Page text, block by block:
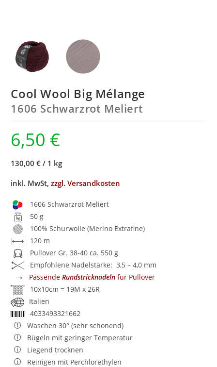
Cool Wool Big Mélange
1606 Schwarzrot Meliert
6,50 €
130,00 € / 1 kg
inkl. MwSt,zzgl. Versandkosten
1606 Schwarzrot Meliert
50 g
100% Schurwolle (Merino Extrafine)
120 m
Pullover Gr. 38-40 ca. 550 g
Empfohlene Nadelstärke: 3,5 – 4,0 mm
→ PassendeRundstricknadeln für Pullover
10x10cm = 19M x 26R
Italien
4033493321662
Waschen 30° (sehr schonend)
Bügeln mit geringer Temperatur
Liegend trocknen
Reinigen mit Perchlorethylen